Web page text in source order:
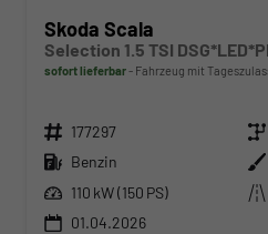
Skoda Scala
sofort lieferbar Fahrzeug mit
Fahrzeugnr. 177297 Getriebe
Kraftstoff Benzin Außenfarbe
Leistung 110 kW (150 PS) Kilometerstand
01.04.2026